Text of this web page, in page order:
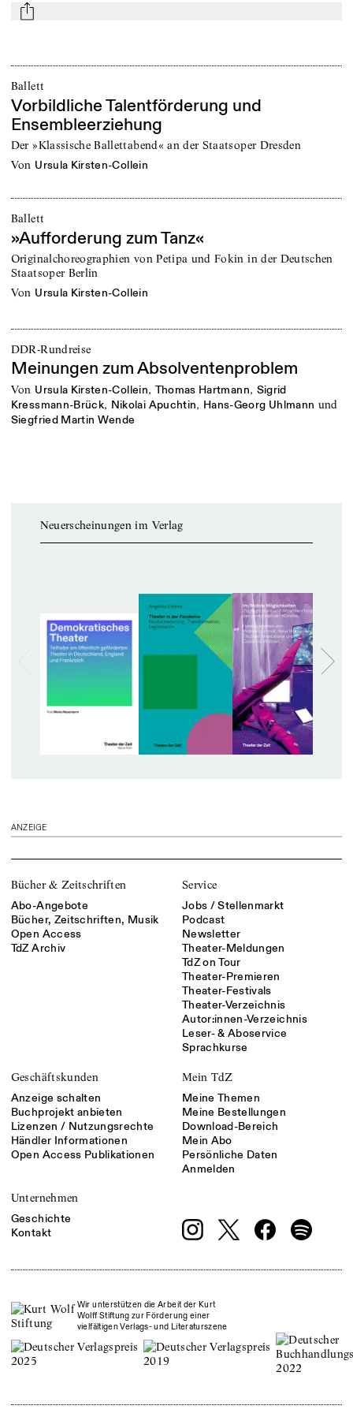
mail
Ballett
Vorbildliche Talentförderung und
Ensembleerziehung
Der »Klassische Ballettabend« an der Staatsoper Dresden
von Ursula Kirsten-Collein
Ballett
»Aufforderung zum Tanz«
Originalchoreographien von Petipa und Fokin in der Deutschen
Staatsoper Berlin
von Ursula Kirsten-Collein
DDR-Rundreise
Meinungen zum Absolventenproblem
von Ursula Kirsten-Collein, Thomas Hartmann, Sigrid
Kressmann-Brück, Nikolai Apuchtin, Hans-Georg Uhlmann und
Siegfried Martin Wende
Neuerscheinungen im Verlag
ANZEIGE
Bücher & Zeitschriften
Abo-Angebote
Bücher, Zeitschriften, Musik
Open Access
TdZ Archiv
Service
Jobs / Stellenmarkt
Podcast
Newsletter
Theater-Meldungen
TdZ on Tour
Theater-Premieren
Theater-Festivals
Theater-Verzeichnis
Autor:innen-Verzeichnis
Leser- & Aboservice
Sprachkurse
Geschäftskunden
Anzeige schalten
Buchprojekt anbieten
Lizenzen / Nutzungsrechte
Händler Informationen
Open Access Publikationen
Mein TdZ
Meine Themen
Meine Bestellungen
Download-Bereich
Mein Abo
Persönliche Daten
Anmelden
Unternehmen
Geschichte
Kontakt
Wir unterstützen die Arbeit der Kurt
Wolff Stiftung zur Förderung einer
vielfältigen Verlags- und Literaturszene